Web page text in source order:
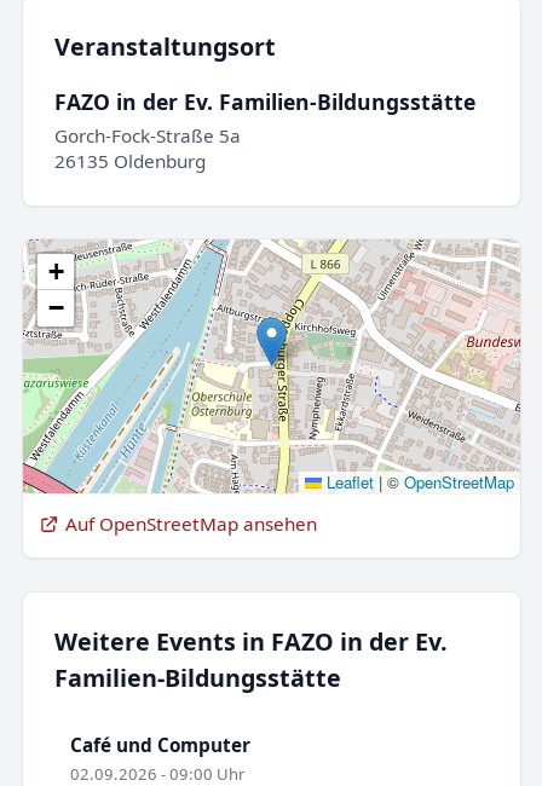
Veranstaltungsort
FAZO in der Ev. Familien-Bildungsstätte
Gorch-Fock-Straße 5a
26135 Oldenburg
+
−
Leaflet |© OpenStreetMap
Auf OpenStreetMap ansehen
Weitere Events in FAZO in der Ev.
Familien-Bildungsstätte
Café und Computer
02.09.2026 - 09:00 Uhr